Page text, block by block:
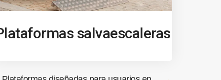
salvaescaleras